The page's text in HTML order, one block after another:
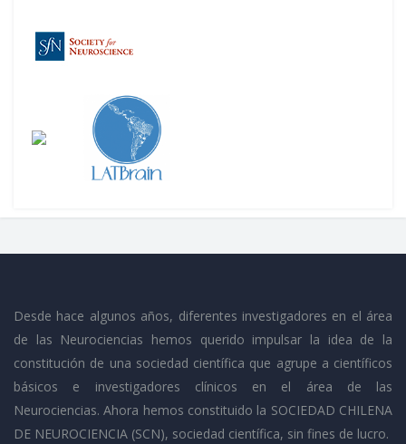
Desde hace algunos años, diferentes investigadores en el área
de las Neurociencias hemos querido impulsar la idea de la
constitución de una sociedad científica que agrupe a científicos
básicos e investigadores clínicos en el área de las
Neurociencias. Ahora hemos constituido la SOCIEDAD CHILENA
DE NEUROCIENCIA (SCN), sociedad científica, sin fines de lucro.